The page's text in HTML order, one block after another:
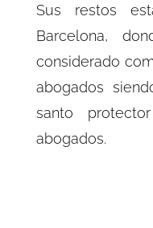
Sus restos
Barcelona,
considerado
abogados
santo
abogados.